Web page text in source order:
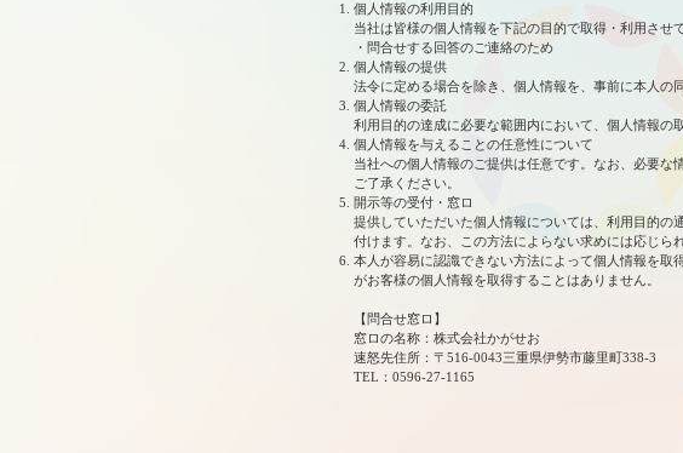
個人情報の利用目的
当社は皆様の個人情報を下記の目的で取得・利用させ
・問合せする回答のご連絡のため
個人情報の提供
法令に定める場合を除き、個人情報を、事前に本人の
個人情報の委託
利用目的の達成に必要な範囲内において、個人情報の
個人情報を与えることの任意性について
当社への個人情報のご提供は任意です。なお、必要
ご了承ください。
開示等の受付・窓ロ
提供していただいた個人情報については、利用目的の
付けます。なお、この方法によらない求めには応じら
本人が容易に認識できない方法によって個人情報を取
がお客様の個人情報を取得することはありません。
【問合せ窓ロ】
窓ロの名称：株式会社かがせお
速怒先住所：〒516-0043三重県伊勢市藤里町338-3
TEL：0596-27-1165